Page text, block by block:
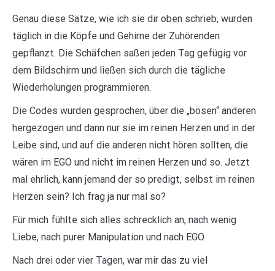
Genau diese Sätze, wie ich sie dir oben schrieb, wurden
täglich in die Köpfe und Gehirne der Zuhörenden
gepflanzt. Die Schäfchen saßen jeden Tag gefügig vor
dem Bildschirm und ließen sich durch die tägliche
Wiederholungen programmieren.
Die Codes wurden gesprochen, über die „bösen“ anderen
hergezogen und dann nur sie im reinen Herzen und in der
Leibe sind, und auf die anderen nicht hören sollten, die
wären im EGO und nicht im reinen Herzen und so. Jetzt
mal ehrlich, kann jemand der so predigt, selbst im reinen
Herzen sein? Ich frag ja nur mal so?
Für mich fühlte sich alles schrecklich an, nach wenig
Liebe, nach purer Manipulation und nach EGO.
Nach drei oder vier Tagen, war mir das zu viel